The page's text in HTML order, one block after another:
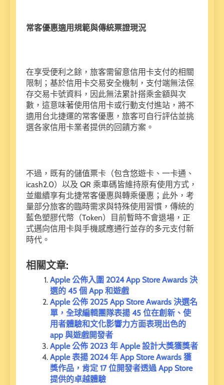
常客優惠適用規範與傳統票證現況
在享受便利之餘，旅客需留意信用卡支付的相關
限制；基於信用卡交易安全機制，支付端無法保
存交易卡號資料，因此無法累計搭乘金額與次
數，這意味著使用信用卡或行動支付進站，將不
適用台北捷運的常客優惠，旅客可自行評估並挑
選各家信用卡業者提供的回饋方案。
不過，既有的儲值票卡（包含悠遊卡、一卡通、
icash2.0）以及 QR 乘車碼皆維持原有使用方式，
並繼續享有北捷常客優惠與轉乘優惠；此外，考
量部分旅客的臨時需求與特殊使用習慣，傳統的
藍色塑膠代幣（Token）目前暫時不會退場，正
式邁向信用卡與手機感應通行並存的多元支付新
時代。
相關文章:
Apple 公佈入圍 2024 App Store Awards 決
選的 45 個 App 和遊戲
Apple 公佈 2025 App Store Awards 決選名
單，全球編輯團隊表揚 45 位在創新、使
用者體驗和文化影響力方面表現出色的
app 與遊戲開發者
Apple 公佈 2023 年 Apple 設計大獎獲獎者
Apple 表揚 2024 年 App Store Awards 獲
獎作品，肯定 17 位開發者透過 App Store
提供的卓越體驗